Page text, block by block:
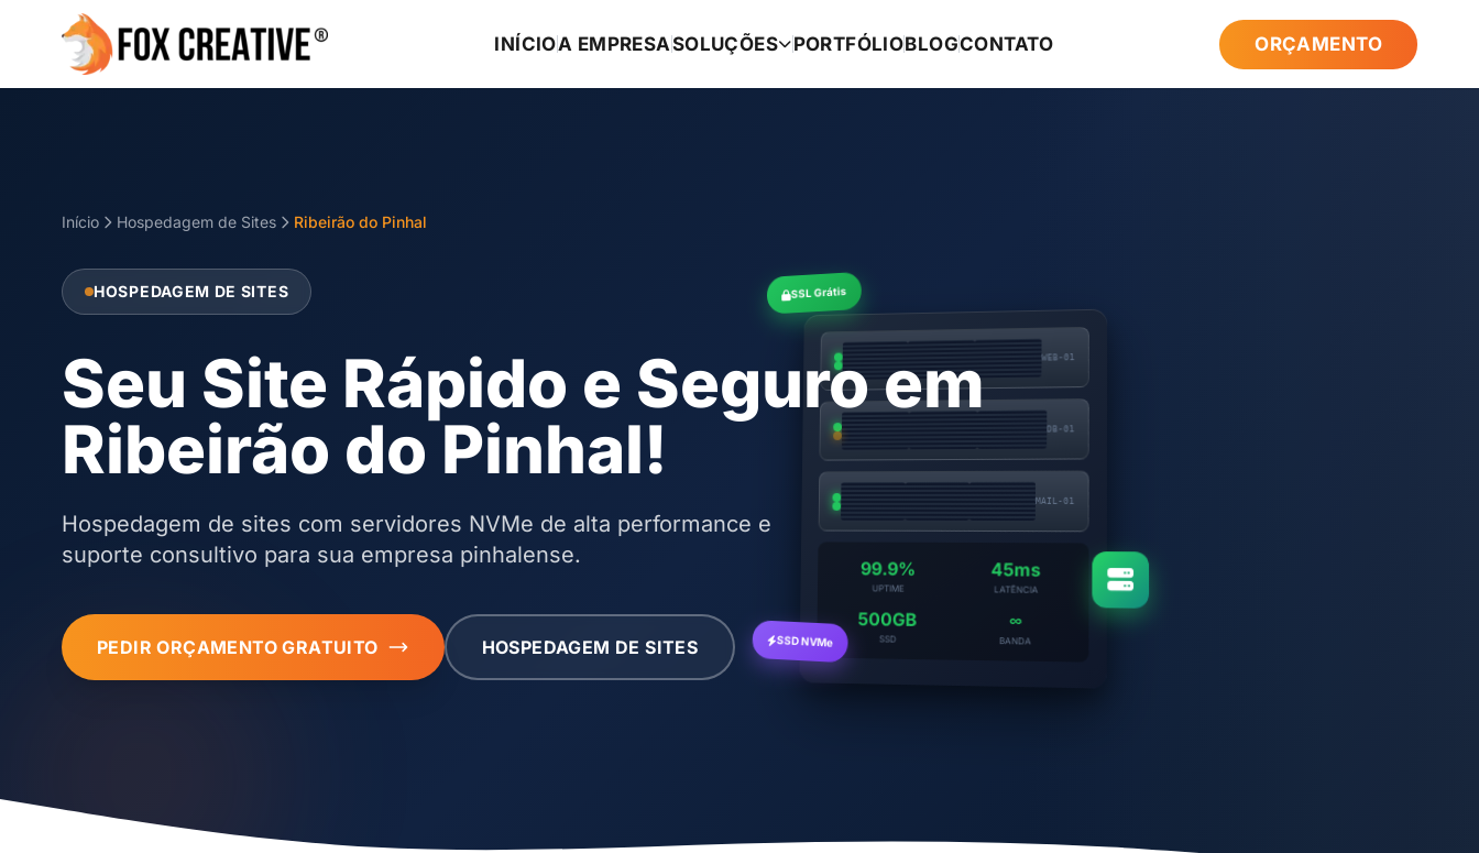
INÍCIOA EMPRESASOLUÇÕES PORTFÓLIOBLOGCONTATO ORÇAMENTO
Início Hospedagem de Sites Ribeirão do Pinhal
HOSPEDAGEM DE SITES
Seu Site Rápido e Seguro em
Ribeirão do Pinhal!
Hospedagem de sites com servidores NVMe de alta performance e
suporte consultivo para sua empresa pinhalense.
PEDIR ORÇAMENTO GRATUITO HOSPEDAGEM DE SITES
SSL Grátis
SSD NVMe
WEB-01
DB-01
MAIL-01
99.9%
UPTIME
45ms
LATÊNCIA
500GB
SSD
∞
BANDA